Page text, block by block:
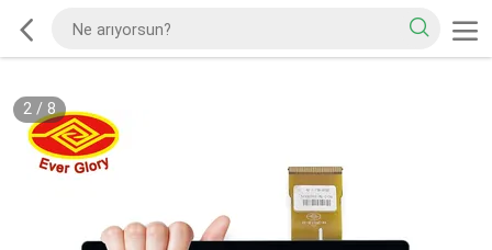
2/ 8